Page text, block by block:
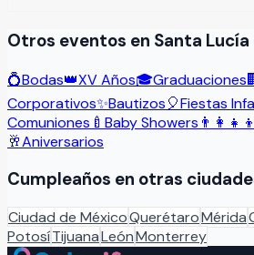
Otros eventos en Santa
💍Bodas👑XV Años🎓Graduaciones
Corporativos✨Bautizos🎈Fiestas
Comuniones 🍼 Baby Showers 👨‍👩‍👧‍👦
🥂Aniversarios
Cumpleaños en otras
Ciudad de MéxicoQuerétaroMérida
PotosíTijuanaLeónMonterrey